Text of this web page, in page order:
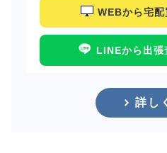
WEBから宅
LINEから出張
詳し